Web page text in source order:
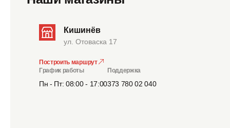
Кишинёв
ул. Отоваска 17
Построить маршрут
График работы
Пн - Пт: 08:00 - 17:00
Поддержка
373 780 02 040